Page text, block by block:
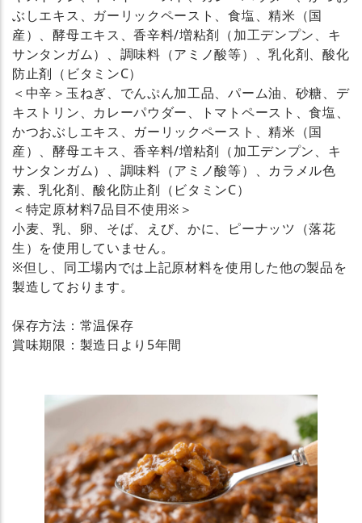
ぶしエキス、ガーリックペースト、食塩、精米（国
産）、酵母エキス、香辛料/増粘剤（加工デンプン、キ
サンタンガム）、調味料（アミノ酸等）、乳化剤、酸化
防止剤（ビタミンC）
＜中辛＞玉ねぎ、でんぷん加工品、パーム油、砂糖、デ
キストリン、カレーパウダー、トマトペースト、食塩、
かつおぶしエキス、ガーリックペースト、精米（国
産）、酵母エキス、香辛料/増粘剤（加工デンプン、キ
サンタンガム）、調味料（アミノ酸等）、カラメル色
素、乳化剤、酸化防止剤（ビタミンC）
＜特定原材料7品目不使用※＞
小麦、乳、卵、そば、えび、かに、ピーナッツ（落花
生）を使用していません。
※但し、同工場内では上記原材料を使用した他の製品を
製造しております。
保存方法：常温保存
賞味期限：製造日より5年間